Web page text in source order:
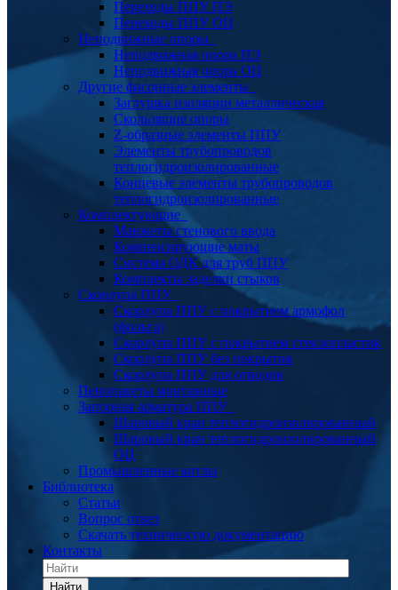
Переходы ППУ ПЭ
Переходы ППУ ОЦ
Неподвижные опоры
Неподвижная опора ПЭ
Неподвижная опора ОЦ
Другие фасонные элементы
Заглушка изоляции металлическая
Скользящие опоры
Z-образные элементы ППУ
Элементы трубопроводов
теплогидроизолированные
Концевые элементы трубопроводов
теплогидроизолированные
Комплектующие
Манжеты стенового ввода
Компенсирующие маты
Система ОДК для труб ППУ
Комплекты заделки стыков
Скорлупа ППУ
Скорлупа ППУ с покрытием армофол
(фольга)
Скорлупа ППУ с покрытием стеклопластик
Скорлупа ППУ без покрытия
Скорлупа ППУ для отводов
Пенопакеты монтажные
Запорная арматура ППУ
Шаровый кран теплогидроизолированный
Шаровый кран теплогидроизолированный
ОЦ
Промышленные котлы
Библиотека
Статьи
Вопрос ответ
Скачать техническую документацию
Контакты
Найти